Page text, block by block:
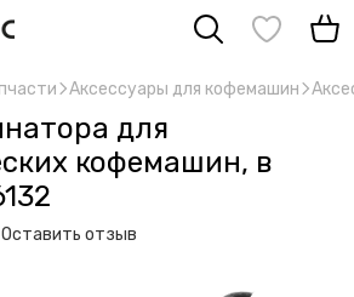
Аксессуары для кофемашин
для
кофемашин, в
Оставить отзыв